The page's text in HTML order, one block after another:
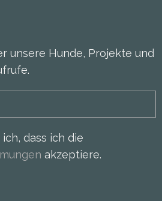
unsere Hunde, Projekte und
dass ich die
akzeptiere.